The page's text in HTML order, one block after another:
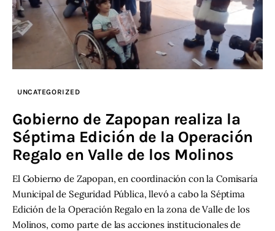
UNCATEGORIZED
Gobierno de Zapopan realiza la
Séptima Edición de la Operación
Regalo en Valle de los Molinos
El Gobierno de Zapopan, en coordinación con la Comisaría
Municipal de Seguridad Pública, llevó a cabo la Séptima
Edición de la Operación Regalo en la zona de Valle de los
Molinos, como parte de las acciones institucionales de